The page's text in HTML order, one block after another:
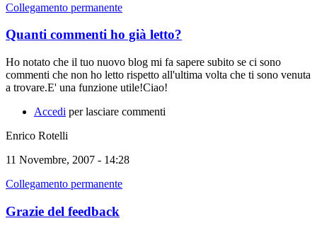
Collegamento permanente
Quanti commenti ho già letto?
Ho notato che il tuo nuovo blog mi fa sapere subito se ci sono
commenti che non ho letto rispetto all'ultima volta che ti sono venuta
a trovare.E' una funzione utile!Ciao!
Accedi per lasciare commenti
Enrico Rotelli
11 Novembre, 2007 - 14:28
Collegamento permanente
Grazie del feedback